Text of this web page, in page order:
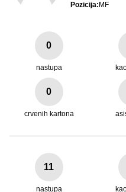
Pozicija: MF
0
nastupa
0
crvenih kartona
11
nastupa